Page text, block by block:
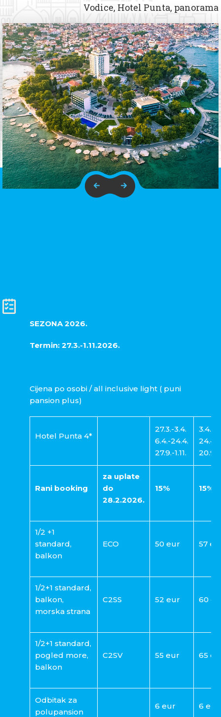
Vodice, Hotel Punta, panorama
SEZONA 2026.
Termin: 27.3.-1.11.2026.
Cijena po osobi / all inclusive light ( puni
pansion plus)
Hotel Punta 4*
27.3.-3.4.
6.4.-24.4.
27.9.-1.11.
3.4.-
24.4.-
20.9.-
Rani booking
za uplate
do
28.2.2026.
15% 15%
1/2 +1
standard,
balkon
ECO 50 eur 57
1/2+1 standard,
balkon,
morska strana
C2SS 52 eur 60
1/2+1 standard,
pogled more,
balkon
C2SV 55 eur 65
Odbitak za
polupansion
6 eur 6 eur